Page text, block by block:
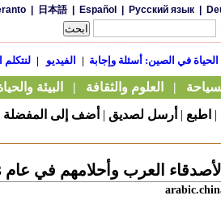
| اطبع | أرسل لصديق | أضف إلى المفضلة
العرب وأحلامهم في عام 2013